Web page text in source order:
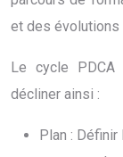
et des
Le cycle
décliner ainsi :
Plan :